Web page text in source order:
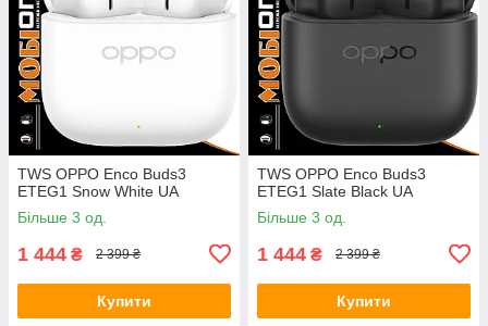
TWS OPPO Enco Buds3
ETEG1 Snow White UA
Більше 3 од.
1 444 ₴ 2 399 ₴
Купити
TWS OPPO Enco Buds3
ETEG1 Slate Black UA
Більше 3 од.
1 444 ₴ 2 399 ₴
Купити